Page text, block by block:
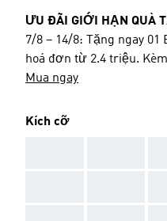
ƯU ĐÃI GIỚI HẠN QUÀ
7/8 – 14/8: Tặng ngay
hoá đơn từ 2.4 triệu.
Mua ngay
Kích cỡ